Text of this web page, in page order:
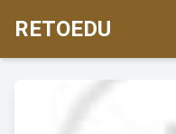
RETOEDU